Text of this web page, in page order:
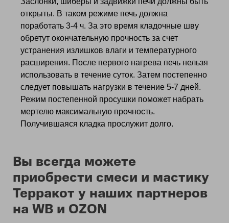
открыты. В таком режиме печь должна
поработать 3-4 ч. За это время кладочные шву
обретут окончательную прочность за счет
устранения излишков влаги и температурного
расширения. После первого нагрева печь нельзя
использовать в течение суток. Затем постепенно
следует повышать нагрузки в течение 5-7 дней.
Режим постепенной просушки поможет набрать
мертелю максимальную прочность.
Получившаяся кладка прослужит долго.
Вы всегда можете
приобрести смеси и мастику
Терракот у наших партнеров
на WB и OZON